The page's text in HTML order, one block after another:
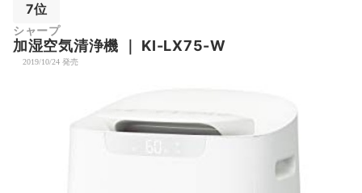
7位
シャープ
加湿空気清浄機 KI-LX75-W
2019/10/24 発売